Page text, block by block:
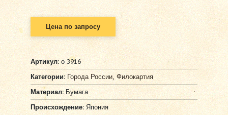
Цена по запросу
Артикул:о 3916
Категории: Города России,Филокартия
Материал:Бумага
Происхождение:Япония